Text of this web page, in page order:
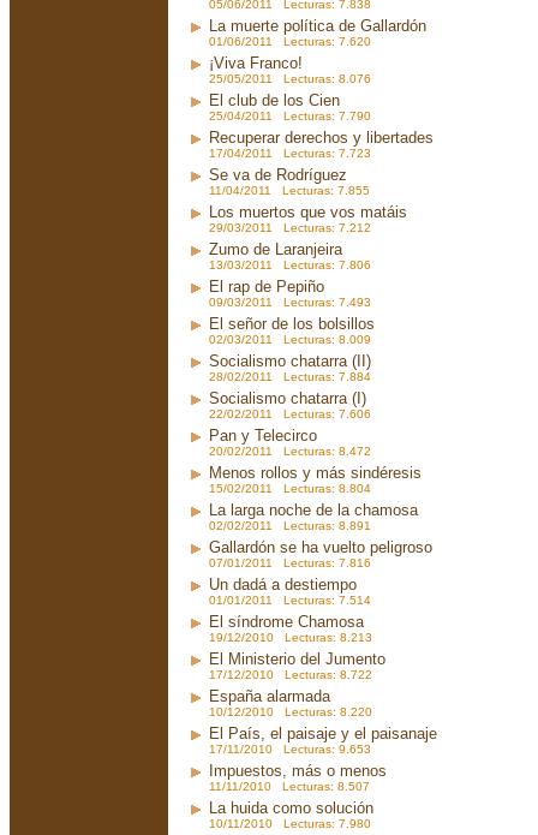
05/06/2011 Lecturas: 7.838
La muerte política de Gallardón
01/06/2011 Lecturas: 7.620
¡Viva Franco!
25/05/2011 Lecturas: 8.076
El club de los Cien
25/04/2011 Lecturas: 7.790
Recuperar derechos y libertades
17/04/2011 Lecturas: 7.723
Se va de Rodríguez
11/04/2011 Lecturas: 7.855
Los muertos que vos matáis
29/03/2011 Lecturas: 7.212
Zumo de Laranjeira
13/03/2011 Lecturas: 7.806
El rap de Pepiño
09/03/2011 Lecturas: 7.493
El señor de los bolsillos
02/03/2011 Lecturas: 8.009
Socialismo chatarra (II)
28/02/2011 Lecturas: 7.884
Socialismo chatarra (I)
22/02/2011 Lecturas: 7.606
Pan y Telecirco
20/02/2011 Lecturas: 8.472
Menos rollos y más sindéresis
15/02/2011 Lecturas: 8.804
La larga noche de la chamosa
02/02/2011 Lecturas: 8.891
Gallardón se ha vuelto peligroso
07/01/2011 Lecturas: 7.816
Un dadá a destiempo
01/01/2011 Lecturas: 7.514
El síndrome Chamosa
19/12/2010 Lecturas: 8.213
El Ministerio del Jumento
17/12/2010 Lecturas: 8.722
España alarmada
10/12/2010 Lecturas: 8.220
El País, el paisaje y el paisanaje
17/11/2010 Lecturas: 9.653
Impuestos, más o menos
11/11/2010 Lecturas: 8.507
La huida como solución
10/11/2010 Lecturas: 7.980